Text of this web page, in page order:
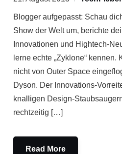
Blogger aufgepasst: Schau
Show der Welt um, berichte
Innovationen und Hightech-
lerne echte „Zyklone“
nicht von Outer Space
Dyson. Der Innovations-
knalligen Design-
rechtzeitig […]
Read More